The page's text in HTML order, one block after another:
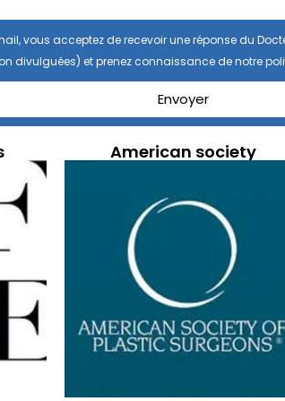
vous acceptez de recevoir une réponse du
divulguées) et prenez connaissance de notre
Envoyer
American society